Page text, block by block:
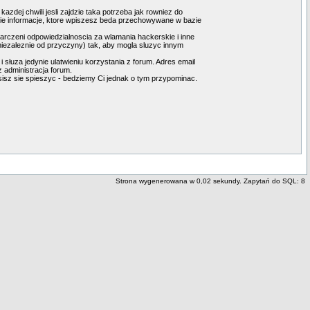
chwili jesli zajdzie taka potrzeba jak rowniez do
informacje, ktore wpiszesz beda przechowywane w bazie
odpowiedzialnoscia za wlamania hackerskie i inne
od przyczyny) tak, aby mogla sluzyc innym
jedynie ulatwieniu korzystania z forum. Adres email
forum.
sie spieszyc - bedziemy Ci jednak o tym przypominac.
Strona wygenerowana w 0,02 sekundy. Zapytań do SQL: 8